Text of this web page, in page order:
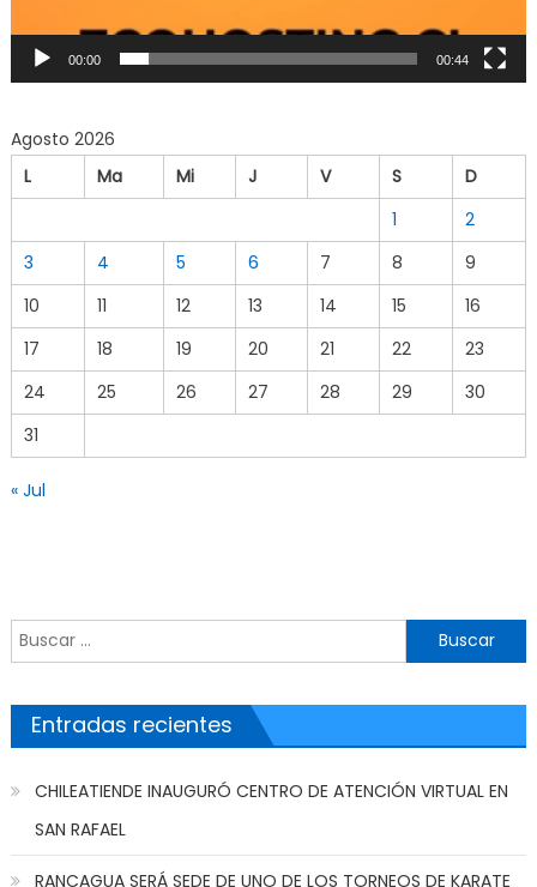
00:00 00:44
Agosto 2026
L
Ma Mi J V S
D
1
2
3
4 5 6 7 8
9
10
11 12 13 14 15
16
17
18 19 20 21 22
23
24
25 26 27 28 29
30
31
« Jul
Buscar por:
Entradas recientes
CHILEATIENDE INAUGURÓ CENTRO DE ATENCIÓN VIRTUAL EN
SAN RAFAEL
RANCAGUA SERÁ SEDE DE UNO DE LOS TORNEOS DE KARATE